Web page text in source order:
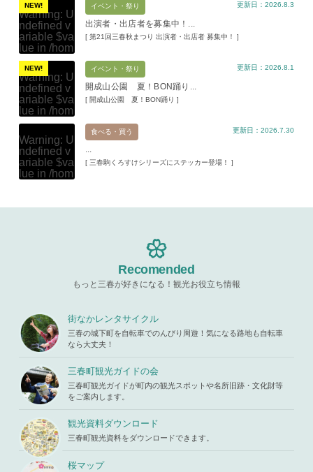
NEW!
Warning: U
ndefined v
ariable $va
lue in /hom
e/xs11945
9/miharuko
ma.com/pu
blic_html/w
p-content/t
hemes/mih
aru/templat
e-parts/pic
up.phpon l
ine19
Warning: A
ad property
parts/picu
p.phpon li
ne19
イベント・祭り
出演者・出店者を募集中！...
[ 第21回三春秋まつり 出演者・出店者 募集中！ ]
更新日：2026.8.3
NEW!
Warning: U
ndefined v
ariable $va
lue in /hom
e/xs11945
9/miharuko
ma.com/pu
blic_html/w
p-content/t
hemes/mih
up.phpon l
iharukoma.
com/public
_html/wp-c
ontent/the
mes/mihar
u/template-
parts/picu
p.phpon li
ne19
イベント・祭り
開成山公園 夏！BON踊り...
[ 開成山公園 夏！BON踊り ]
更新日：2026.8.1
Warning: U
ndefined v
ariable $va
lue in /hom
ma.com/pu
ttempt to re
ad property
"ID" on null
in/home/x
s119459/m
iharukoma.
com/public
_html/wp-c
ontent/the
mes/mihar
u/template-
parts/picu
p.phpon li
ne 19
食べる・買う
...
[ 三春駒くろすけシリーズにステッカー登場！ ]
更新日：2026.7.30
Recomended
もっと三春が好きになる！観光お役立ち情報
街なかレンタサイクル
三春の城下町を自転車でのんびり周遊！気になる路地も自転車
なら大丈夫！
三春町観光ガイドの会
三春町観光ガイドが町内の観光スポットや名所旧跡・文化財等
をご案内します。
観光資料ダウンロード
三春町観光資料をダウンロードできます。
桜マップ